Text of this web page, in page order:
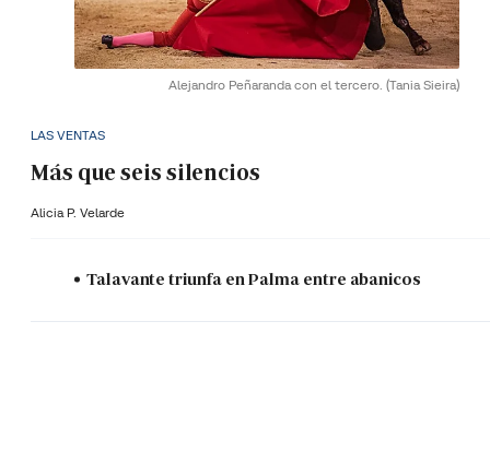
Alejandro Peñaranda con el tercero. (Tania Sieira)
LAS VENTAS
Más que seis silencios
Alicia P. Velarde
Talavante triunfa en Palma entre abanicos